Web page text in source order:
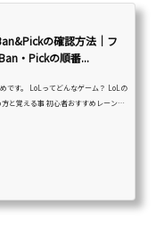
の確認方法｜フ
・Pickの順番...
です。 LoLってどんなゲーム？ LoLの
と覚える事 初心者おすすめレーンや